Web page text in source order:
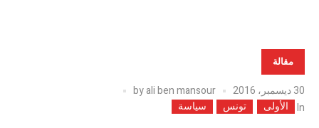
مقالة
30 ديسمبر، 2016 byali ben mansour
In
الأولى تونس سياسة